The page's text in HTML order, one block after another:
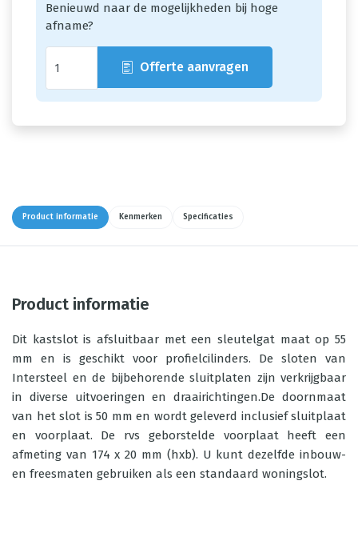
Benieuwd naar de mogelijkheden bij hoge
afname?
Offerte aanvragen
Product informatie Kenmerken Specificaties
Product informatie
Dit kastslot is afsluitbaar met een sleutelgat maat op 55
mm en is geschikt voor profielcilinders. De sloten van
Intersteel en de bijbehorende sluitplaten zijn verkrijgbaar
in diverse uitvoeringen en draairichtingen.De doornmaat
van het slot is 50 mm en wordt geleverd inclusief sluitplaat
en voorplaat. De rvs geborstelde voorplaat heeft een
afmeting van 174 x 20 mm (hxb). U kunt dezelfde inbouw-
en freesmaten gebruiken als een standaard woningslot.